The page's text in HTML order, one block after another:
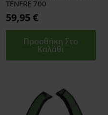
TENERE 700
59,95 €
Προσθήκη Στο
Καλάθι